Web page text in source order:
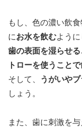
もし、色の濃い飲
にお水を飲むように
歯の表面を湿らせ
トローを使うこと
そして、
うがいや
しょう。
また、歯に刺激を